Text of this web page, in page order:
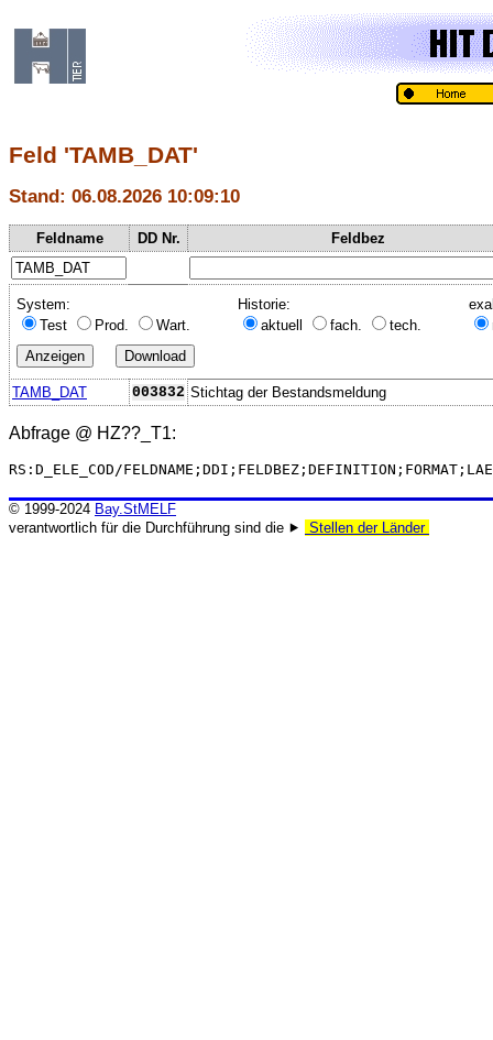
Feld 'TAMB_DAT'
Stand: 06.08.2026 10:09:10
Feldname DD Nr. Feldbez
System:
Test
Prod. Wart.
Historie:
aktuell
fach. tech.
TAMB_DAT 003832 Stichtag der Bestandsmeldung
Abfrage @ HZ??_T1:
RS:D_ELE_COD/
© 1999-2024 Bay.StMELF
verantwortlich für die Durchführung sind die ⯈
Stellen der Länder